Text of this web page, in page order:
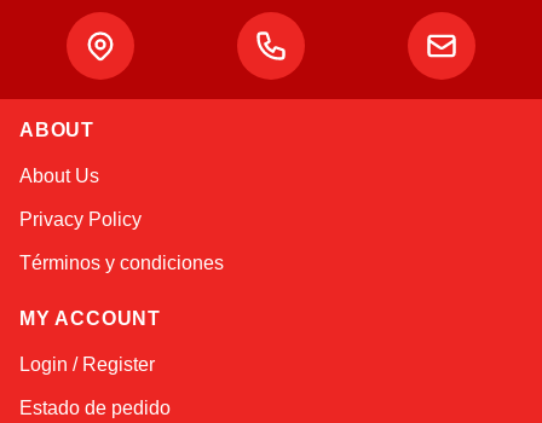
ABOUT
About Us
Privacy Policy
Términos y condiciones
MY ACCOUNT
Login / Register
Estado de pedido